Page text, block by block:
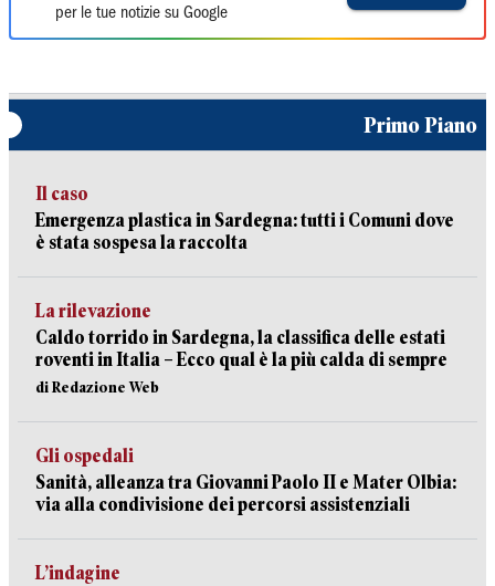
per le tue notizie su Google
Primo Piano
Il caso
Emergenza plastica in Sardegna: tutti i Comuni dove
è stata sospesa la raccolta
La rilevazione
Caldo torrido in Sardegna, la classifica delle estati
roventi in Italia – Ecco qual è la più calda di sempre
di Redazione Web
Gli ospedali
Sanità, alleanza tra Giovanni Paolo II e Mater Olbia:
via alla condivisione dei percorsi assistenziali
L’indagine